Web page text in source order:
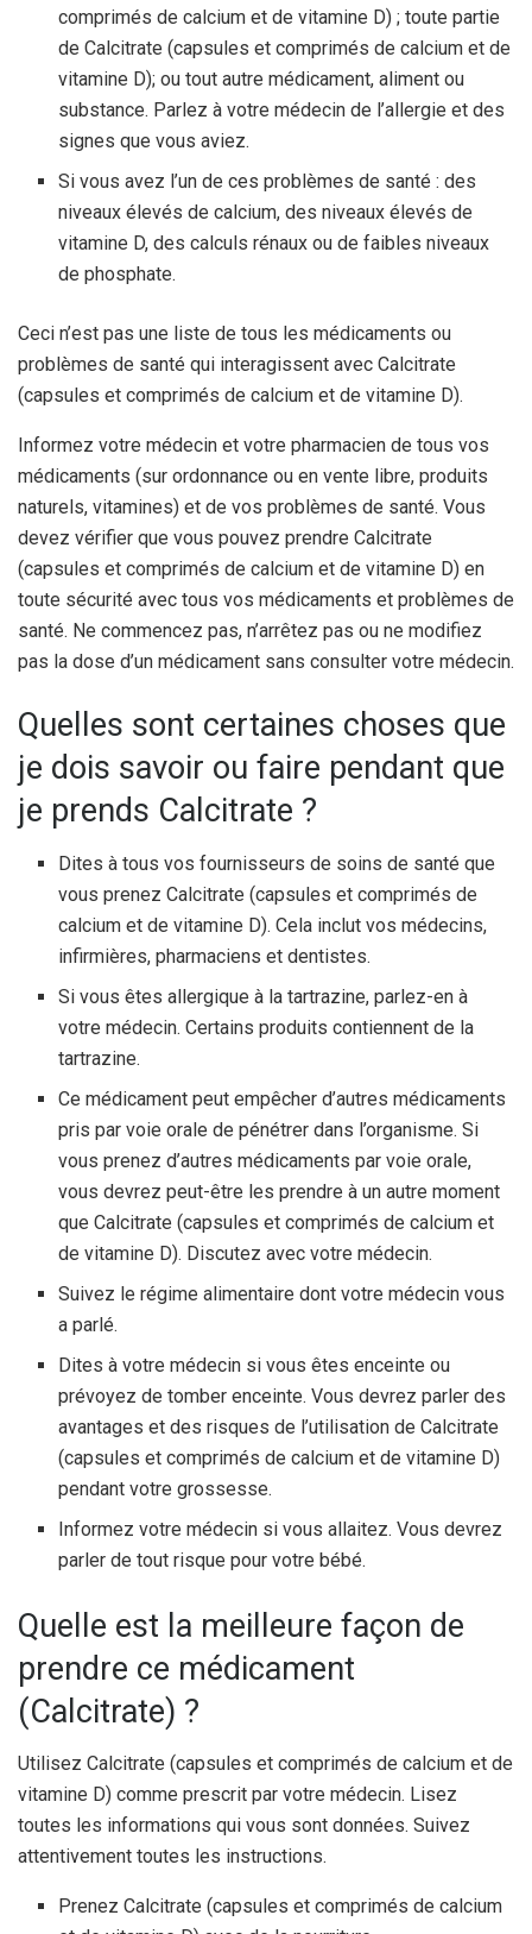
comprimés de calcium et de vitamine D) ; toute partie
de Calcitrate (capsules et comprimés de calcium et de
vitamine D); ou tout autre médicament, aliment ou
substance. Parlez à votre médecin de l’allergie et des
signes que vous aviez.
Si vous avez l’un de ces problèmes de santé : des
niveaux élevés de calcium, des niveaux élevés de
vitamine D, des calculs rénaux ou de faibles niveaux
de phosphate.
Ceci n’est pas une liste de tous les médicaments ou
problèmes de santé qui interagissent avec Calcitrate
(capsules et comprimés de calcium et de vitamine D).
Informez votre médecin et votre pharmacien de tous vos
médicaments (sur ordonnance ou en vente libre, produits
naturels, vitamines) et de vos problèmes de santé. Vous
devez vérifier que vous pouvez prendre Calcitrate
(capsules et comprimés de calcium et de vitamine D) en
toute sécurité avec tous vos médicaments et problèmes de
santé. Ne commencez pas, n’arrêtez pas ou ne modifiez
pas la dose d’un médicament sans consulter votre médecin.
Quelles sont certaines choses que
je dois savoir ou faire pendant que
je prends Calcitrate ?
Dites à tous vos fournisseurs de soins de santé que
vous prenez Calcitrate (capsules et comprimés de
calcium et de vitamine D). Cela inclut vos médecins,
infirmières, pharmaciens et dentistes.
Si vous êtes allergique à la tartrazine, parlez-en à
votre médecin. Certains produits contiennent de la
tartrazine.
Ce médicament peut empêcher d’autres médicaments
pris par voie orale de pénétrer dans l’organisme. Si
vous prenez d’autres médicaments par voie orale,
vous devrez peut-être les prendre à un autre moment
que Calcitrate (capsules et comprimés de calcium et
de vitamine D). Discutez avec votre médecin.
Suivez le régime alimentaire dont votre médecin vous
a parlé.
Dites à votre médecin si vous êtes enceinte ou
prévoyez de tomber enceinte. Vous devrez parler des
avantages et des risques de l’utilisation de Calcitrate
(capsules et comprimés de calcium et de vitamine D)
pendant votre grossesse.
Informez votre médecin si vous allaitez. Vous devrez
parler de tout risque pour votre bébé.
Quelle est la meilleure façon de
prendre ce médicament
(Calcitrate) ?
Utilisez Calcitrate (capsules et comprimés de calcium et de
vitamine D) comme prescrit par votre médecin. Lisez
toutes les informations qui vous sont données. Suivez
attentivement toutes les instructions.
Prenez Calcitrate (capsules et comprimés de calcium